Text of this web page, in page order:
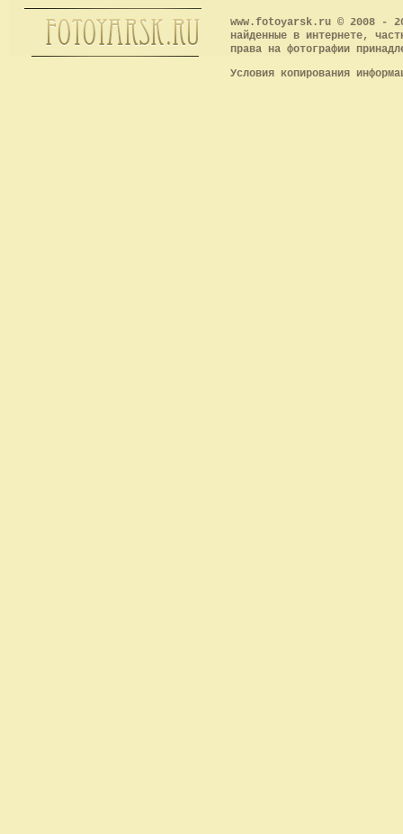
www.fotoyarsk.ru © 2008 -
найденные в интернете,
права на фотографии
Условия копирования